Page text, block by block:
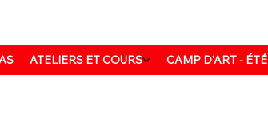
ATELIERS ET COURS CAMP D'ART - ÉTÉ